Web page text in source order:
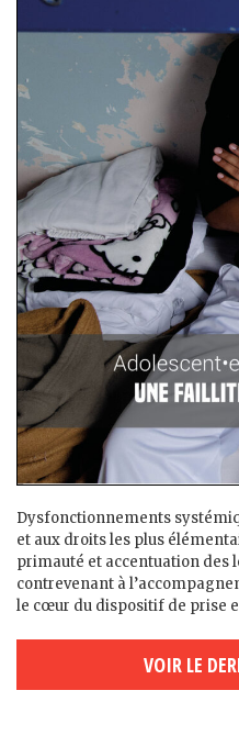
Dysfonctionnements
et aux droits les plus
primauté et accentuation des
contrevenant à
le cœur du dispositif de prise
VOIR LE